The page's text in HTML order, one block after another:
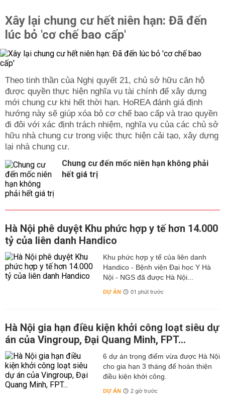
Xây lại chung cư hết niên hạn: Đã đến
lúc bỏ 'cơ chế bao cấp'
Theo tinh thần của Nghị quyết 21, chủ sở hữu căn hộ
được quyền thực hiện nghĩa vụ tài chính để xây dựng
mới chung cư khi hết thời hạn. HoREA đánh giá định
hướng này sẽ giúp xóa bỏ cơ chế bao cấp và trao quyền
đi đôi với xác định trách nhiệm, nghĩa vụ của các chủ sở
hữu nhà chung cư trong việc thực hiện cải tạo, xây dựng
lại nhà chung cư.
Chung cư đến mốc niên hạn không phải
hết giá trị
Hà Nội phê duyệt Khu phức hợp y tế hơn 14.000
tỷ của liên danh Handico
Khu phức hợp y tế của liên danh
Handico - Bệnh viện Đại học Y Hà
Nội - NGS đã được Hà Nội...
DỰ ÁN 01 phút trước
Hà Nội gia hạn điều kiện khởi công loạt siêu dự
án của Vingroup, Đại Quang Minh, FPT...
6 dự án trọng điểm vừa được Hà Nội
cho gia hạn 3 tháng để hoàn thiện
điều kiện khởi công.
DỰ ÁN 2 giờ trước